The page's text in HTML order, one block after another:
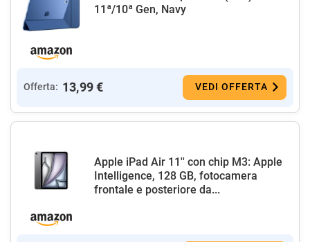
11ª/10ª Gen, Navy
Offerta: 13,99 € VEDI OFFERTA
Apple iPad Air 11'' con chip M3: Apple
Intelligence, 128 GB, fotocamera
frontale e posteriore da...